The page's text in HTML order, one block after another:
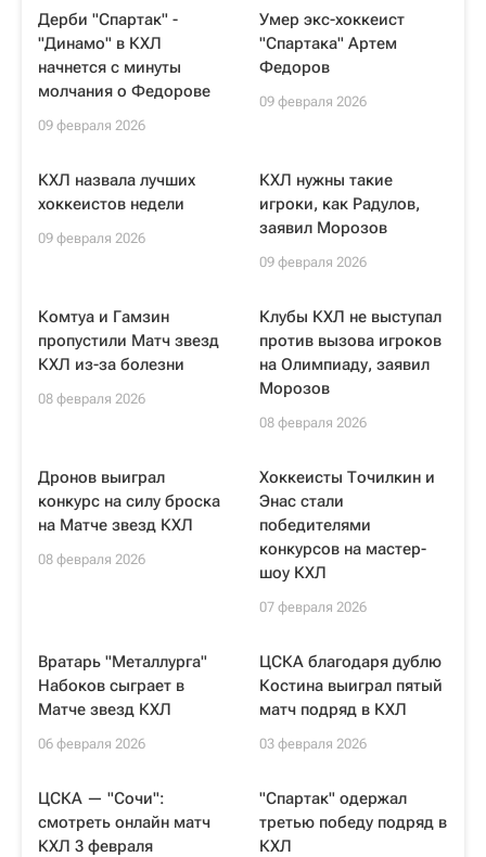
Дерби "Спартак" -
"Динамо" в КХЛ
начнется с минуты
молчания о Федорове
09 февраля 2026
Умер экс-хоккеист
"Спартака" Артем
Федоров
09 февраля 2026
КХЛ назвала лучших
хоккеистов недели
09 февраля 2026
КХЛ нужны такие
игроки, как Радулов,
заявил Морозов
09 февраля 2026
Комтуа и Гамзин
пропустили Матч звезд
КХЛ из-за болезни
08 февраля 2026
Клубы КХЛ не выступал
против вызова игроков
на Олимпиаду, заявил
Морозов
08 февраля 2026
Дронов выиграл
конкурс на силу броска
на Матче звезд КХЛ
08 февраля 2026
Хоккеисты Точилкин и
Энас стали
победителями
конкурсов на мастер-
шоу КХЛ
07 февраля 2026
Вратарь "Металлурга"
Набоков сыграет в
Матче звезд КХЛ
06 февраля 2026
ЦСКА благодаря дублю
Костина выиграл пятый
матч подряд в КХЛ
03 февраля 2026
ЦСКА — "Сочи":
смотреть онлайн матч
КХЛ 3 февраля
"Спартак" одержал
третью победу подряд в
КХЛ